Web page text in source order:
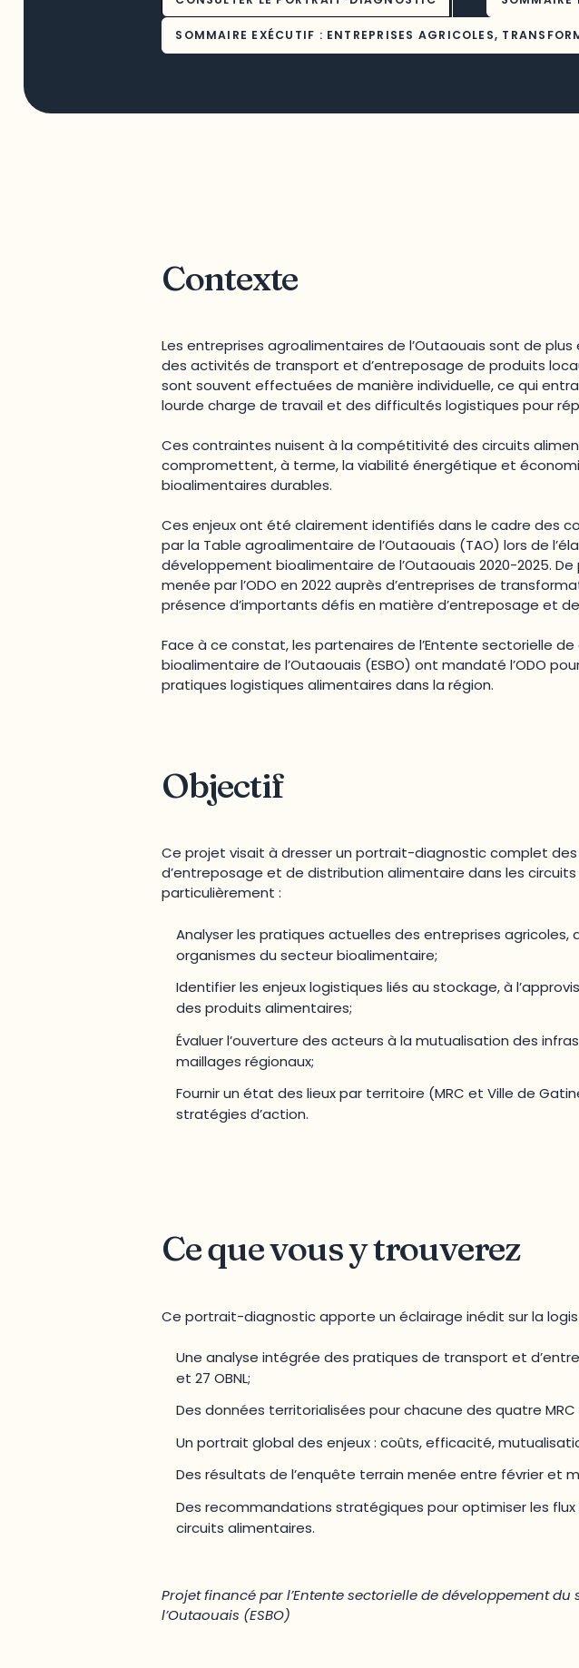
SOMMAIRE EXÉCUTIF : ENTREPRISES AGRICOLES,
Contexte
Les entreprises agroalimentaires de l’Outaouais sont de
des activités de transport et d’entreposage de produits
sont souvent effectuées de manière individuelle, ce qui
lourde charge de travail et des difficultés logistiques pour
Ces contraintes nuisent à la compétitivité des circuits
compromettent, à terme, la viabilité énergétique et
bioalimentaires durables.
Ces enjeux ont été clairement identifiés dans le cadre des
par la Table agroalimentaire de l’Outaouais (TAO) lors de
développement bioalimentaire de l’Outaouais 2020-2025.
menée par l’ODO en 2022 auprès d’entreprises de
présence d’importants défis en matière d’entreposage et
Face à ce constat, les partenaires de l’Entente sectorielle
bioalimentaire de l’Outaouais (ESBO) ont mandaté l’ODO
pratiques logistiques alimentaires dans la région.
Objectif
Ce projet visait à dresser un portrait-diagnostic complet
d’entreposage et de distribution alimentaire dans les
particulièrement :
Analyser les pratiques actuelles des entreprises
organismes du secteur bioalimentaire;
Identifier les enjeux logistiques liés au stockage, à
des produits alimentaires;
Évaluer l’ouverture des acteurs à la mutualisation des
maillages régionaux;
Fournir un état des lieux par territoire (MRC et Ville de
stratégies d’action.
Ce que vous y trouverez
Ce portrait-diagnostic apporte un éclairage inédit sur la
Une analyse intégrée des pratiques de transport et
et 27 OBNL;
Des données territorialisées pour chacune des quatre
Un portrait global des enjeux : coûts, efficacité,
Des résultats de l’enquête terrain menée entre février et
Des recommandations stratégiques pour optimiser les
circuits alimentaires.
Projet financé par l’Entente sectorielle de développement
l’Outaouais (ESBO)